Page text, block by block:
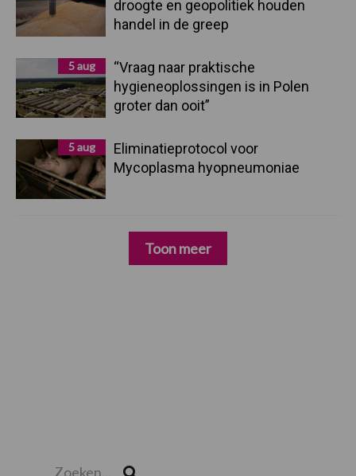
droogte en geopolitiek houden
handel in de greep
5 aug
“Vraag naar praktische
hygieneoplossingen is in Polen
groter dan ooit”
5 aug
Eliminatieprotocol voor
Mycoplasma hyopneumoniae
Toon meer